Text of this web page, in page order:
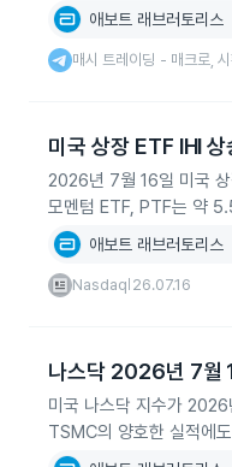
애보트 래브러토리스
매시 트레이딩 - 매크로,
미국 상장 ETF IHI
2026년 7월 16일 미국
모멘텀 ETF, PTF는 약
애보트 래브러토리스
Nasdaq 26.07.16
나스닥 2026년 7월
미국 나스닥 지수가
TSMC의 양호한 실적에